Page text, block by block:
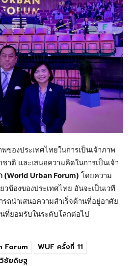
พของประเทศไทยในการเป็นเจ้าภาพ
าติ และเสนอความคิดในการเป็นเจ้า
(World Urban Forum) โดยความ
ข้องของประเทศไทย อันจะเป็นเวที
ถนำเสนอความสำเร็จด้านที่อยู่อาศัย
ที่ยอมรับในระดับโลกต่อไป
Forum
WUF ครั้งที่ 11
ชัยดิษฐ